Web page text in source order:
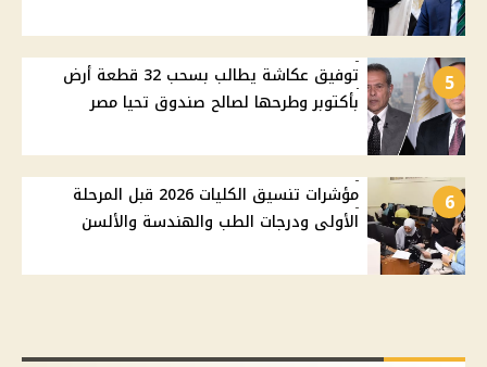
5
توفيق عكاشة يطالب بسحب 32 قطعة أرض
بأكتوبر وطرحها لصالح صندوق تحيا مصر
6
مؤشرات تنسيق الكليات 2026 قبل المرحلة
الأولى ودرجات الطب والهندسة والألسن